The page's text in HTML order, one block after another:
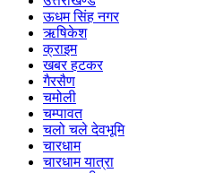
ऊधम सिंह नगर
ऋषिकेश
क्राइम
खबर हटकर
गैरसैण
चमोली
चम्पावत
चलो चले देवभूमि
चारधाम
चारधाम यात्रा